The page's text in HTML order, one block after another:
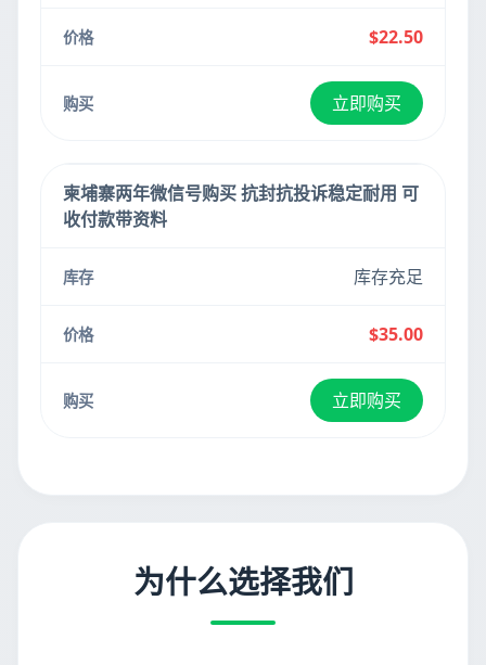
$22.50
立即购买
柬埔寨两年微信号购买 抗封抗投诉稳定耐用 可
收付款带资料
库存充足
$35.00
立即购买
为什么选择我们